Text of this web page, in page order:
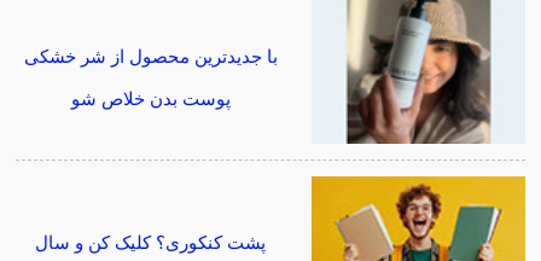
با جدیدترین محصول از شر خشکی
پوست بدن خلاص شو
پشت کنکوری؟ کلیک کن و سال